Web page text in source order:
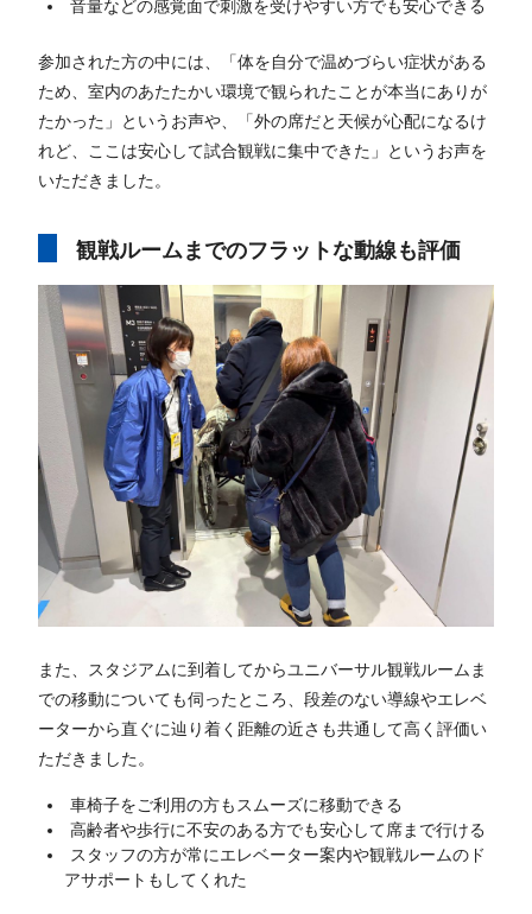
音量などの感覚面で刺激を受けやすい方でも安心できる
参加された方の中には、「体を自分で温めづらい症状がある
ため、室内のあたたかい環境で観られたことが本当にありが
たかった」というお声や、「外の席だと天候が心配になるけ
れど、ここは安心して試合観戦に集中できた」というお声を
いただきました。
観戦ルームまでのフラットな動線も評価
また、スタジアムに到着してからユニバーサル観戦ルームま
での移動についても伺ったところ、段差のない導線やエレベ
ーターから直ぐに辿り着く距離の近さも共通して高く評価い
ただきました。
車椅子をご利用の方もスムーズに移動できる
高齢者や歩行に不安のある方でも安心して席まで行ける
スタッフの方が常にエレベーター案内や観戦ルームのド
アサポートもしてくれた